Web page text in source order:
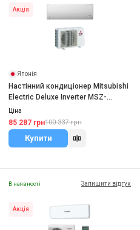
Акція
Японія
Настінний кондиціонер Mitsubishi
Electric Deluxe Inverter MSZ-
FT35VGK/MUZ-FT35VGHZ
Ціна
85 287 грн100 337 грн
Купити
В наявності Залишити відгук
Акція